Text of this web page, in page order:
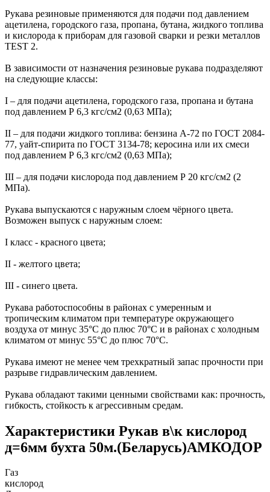
Рукава резиновые применяются для подачи под давлением
ацетилена, городского газа, пропана, бутана, жидкого топлива
и кислорода к приборам для газовой сварки и резки металлов
TEST 2.
В зависимости от назначения резиновые рукава подразделяют
на следующие классы:
I – для подачи ацетилена, городского газа, пропана и бутана
под давлением Р 6,3 кгс/см2 (0,63 МПа);
II – для подачи жидкого топлива: бензина А-72 по ГОСТ 2084-
77, уайт-спирита по ГОСТ 3134-78; керосина или их смеси
под давлением Р 6,3 кгс/см2 (0,63 МПа);
III – для подачи кислорода под давлением Р 20 кгс/см2 (2
МПа).
Рукава выпускаются с наружным слоем чёрного цвета.
Возможен выпуск с наружным слоем:
I класс - красного цвета;
II - желтого цвета;
III - синего цвета.
Рукава работоспособны в районах с умеренным и
тропическим климатом при температуре окружающего
воздуха от минус 35°С до плюс 70°С и в районах с холодным
климатом от минус 55°С до плюс 70°С.
Рукава имеют не менее чем трехкратный запас прочности при
разрыве гидравлическим давлением.
Рукава обладают такими ценными свойствами как: прочность,
гибкость, стойкость к агрессивным средам.
Характеристики Рукав в\к кислород
д=6мм бухта 50м.(Беларусь)АМКОДОР
Газ
кислород